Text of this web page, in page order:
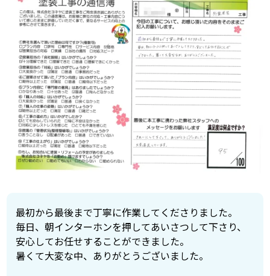
最初から最後まで丁寧に作業してくださりました。
毎日、朝インターホンを押してあいさつして下さり、
安心してお任せすることができました。
暑くて大変な中、ありがとうございました。